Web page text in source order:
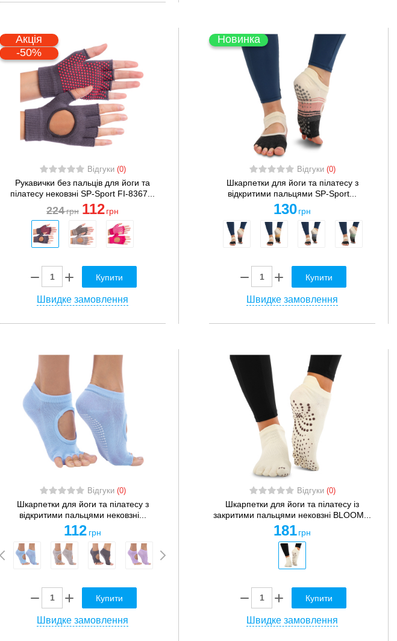
Акція
-50%
Відгуки (0)
Рукавички без пальців для йоги та
пілатесу нековзні SP-Sport FI-8367...
224грн 112 грн
Купити
Швидке замовлення
Новинка
Відгуки (0)
Шкарпетки для йоги та пілатесу з
відкритими пальцями SP-Sport...
130 грн
Купити
Швидке замовлення
Відгуки (0)
Шкарпетки для йоги та пілатесу з
відкритими пальцями нековзні...
112 грн
Купити
Швидке замовлення
Відгуки (0)
Шкарпетки для йоги та пілатесу із
закритими пальцями нековзні BLOOM...
181 грн
Купити
Швидке замовлення